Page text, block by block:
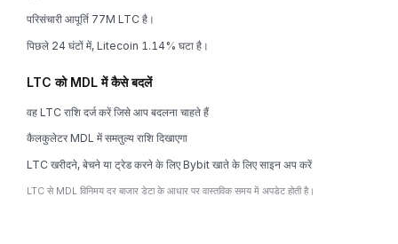
परिसंचारी आपूर्ति 77M LTC है।
पिछले 24 घंटों में, Litecoin 1.14% घटा है।
LTC को MDL में कैसे बदलें
वह LTC राशि दर्ज करें जिसे आप बदलना चाहते हैं
कैलकुलेटर MDL में समतुल्य राशि दिखाएगा
LTC खरीदने, बेचने या ट्रेड करने के लिए Bybit खाते के लिए साइन अप करें
LTC से MDL विनिमय दर बाजार डेटा के आधार पर वास्तविक समय में अपडेट होती है।